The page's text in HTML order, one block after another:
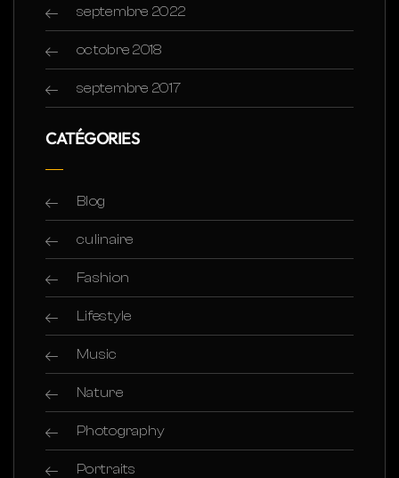
septembre 2022
octobre 2018
septembre 2017
CATÉGORIES
Blog
culinaire
Fashion
Lifestyle
Music
Nature
Photography
Portraits